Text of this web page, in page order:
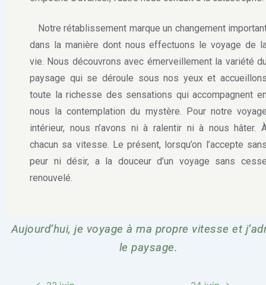
Notre rétablissement marque un changement
dans la manière dont nous effectuons le voyage de
vie. Nous découvrons avec émerveillement la variété
paysage qui se déroule sous nos yeux et
toute la richesse des sensations qui accompagnent
nous la contemplation du mystère. Pour notre
intérieur, nous n’avons ni à ralentir ni à nous hâter.
chacun sa vitesse. Le présent, lorsqu’on l’accepte
peur ni désir, a la douceur d’un voyage sans
renouvelé.
Aujourd’hui, je voyage à ma propre vitesse et
le paysage.